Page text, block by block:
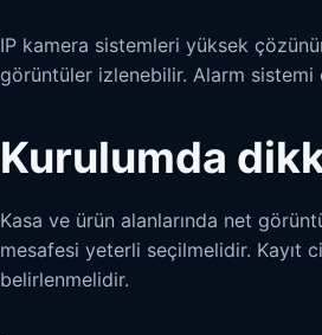
IP kamera sistemleri yüksek
görüntüler izlenebilir. Alarm sistemi
Kurulumda
Kasa ve ürün alanlarında net
mesafesi yeterli seçilmelidir. Kayıt
belirlenmelidir.